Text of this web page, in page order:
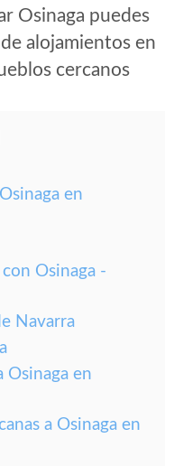
Osinaga puedes
alojamientos en
cercanos
en
Osinaga -
Navarra
Osinaga en
a Osinaga en